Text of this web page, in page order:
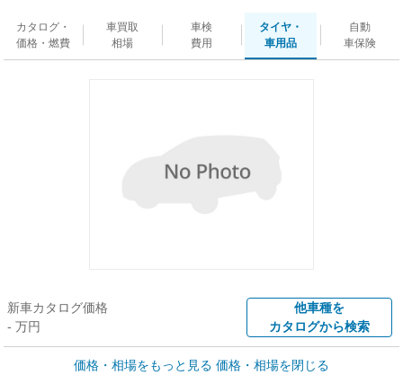
カタログ・
価格・燃費
車買取
相場
車検
費用
タイヤ・
車用品
自動
車保険
新車カタログ価格
- 万円
他車種を
カタログから検索
車買取価格 *
クルマを高額売却
価格・相場をもっと見る 価格・相場を閉じる